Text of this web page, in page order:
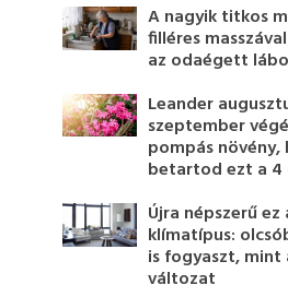
A nagyik titkos
filléres
az odaégett
Leander
szeptember
pompás növény,
betartod ezt a
Újra népszerű ez
klímatípus:
is fogyaszt, mint
változat